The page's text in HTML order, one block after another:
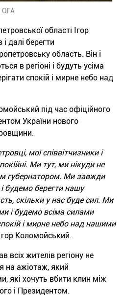
ОГА
області Ігор
далі берегти
область. Він і
в регіоні і будуть усіма
спокій і мирне небо над
під час офіційного
України нового
мої співвітчизники і
Ми тут, ми нікуди не
губернатором. Ми завжди
будемо берегти нашу
скільки у нас буде сил. Ми
і будемо всіма силами
і мирне небо над нашими
Коломойський.
всіх жителів регіону не
на ажіотаж, який
які хочуть вбити клин між
і Президентом.